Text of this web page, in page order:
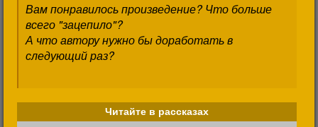
Вам понравилось произведение? Что больше
всего "зацепило"?
А что автору нужно бы доработать в
следующий раз?
Читайте в рассказах